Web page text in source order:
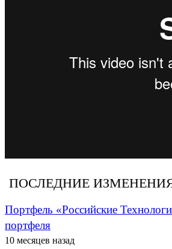
ПОСЛЕДНИЕ
Портфель «Российские
портфеля
10 месяцев назад